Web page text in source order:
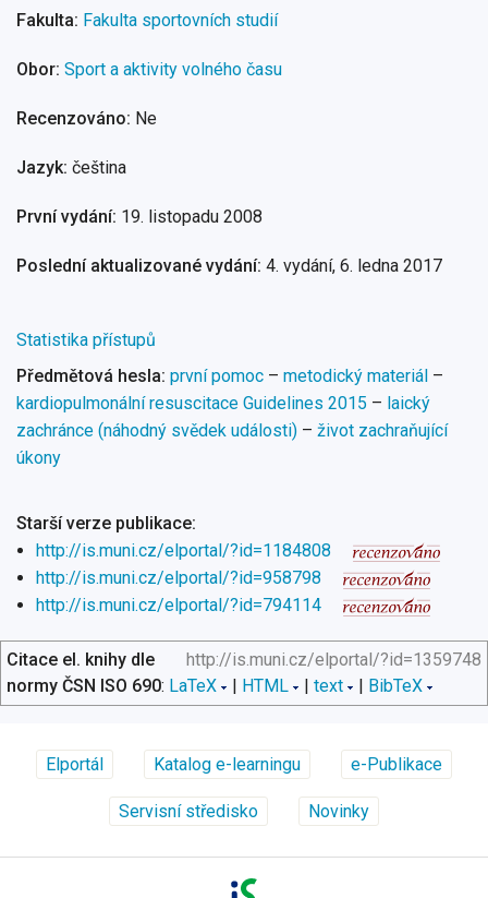
Fakulta: Fakulta sportovních studií
Obor: Sport a aktivity volného času
Recenzováno: Ne
Jazyk: čeština
První vydání: 19. listopadu 2008
Poslední aktualizované vydání: 4. vydání, 6. ledna 2017
Statistika přístupů
Předmětová hesla: první pomoc – metodický materiál –
kardiopulmonální resuscitace Guidelines 2015 – laický
zachránce (náhodný svědek události) – život zachraňující
úkony
Starší verze publikace:
http://is.muni.cz/elportal/?id=1184808
http://is.muni.cz/elportal/?id=958798
http://is.muni.cz/elportal/?id=794114
http://is.muni.cz/elportal/?id=1359748
Citace el. knihy dle
normy ČSN ISO 690: LaTeX | HTML | text | BibTeX
Elportál Katalog e-learningu e-Publikace
Servisní středisko Novinky